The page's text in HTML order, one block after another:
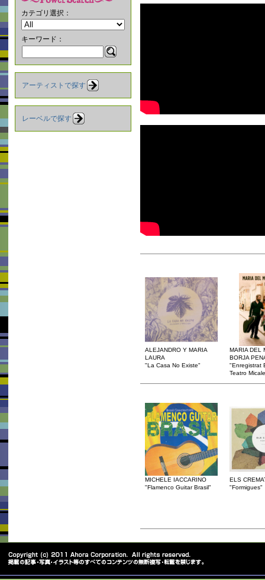
カテゴリ選択：
キーワード：
アーティストで探す
レーベルで探す
ALEJANDRO Y MARIA
LAURA
"La Casa No Existe"
MARIA DEL
BORJA
"Enregistrat
Teatro
MICHELE IACCARINO
"Flamenco Guitar Brasil"
ELS
"Formigues"